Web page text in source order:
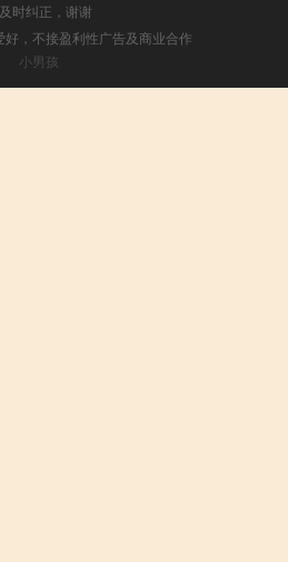
时纠正，谢谢
，不接盈利性广告及商业合作
小男孩